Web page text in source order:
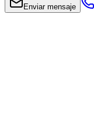
Enviar mensaje